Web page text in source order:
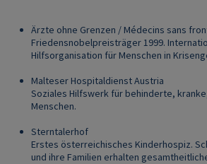
Ärzte ohne Grenzen / Médecins sans
Friedensnobelpreisträger 1999.
Hilfsorganisation für Menschen in
Malteser Hospitaldienst Austria
Soziales Hilfswerk für behinderte,
Menschen.
Sterntalerhof
Erstes österreichisches Kinderhospiz.
und ihre Familien erhalten